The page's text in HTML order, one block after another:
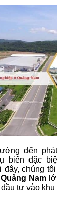
đến
biển đặc
chúng
Nam
tư vào khu